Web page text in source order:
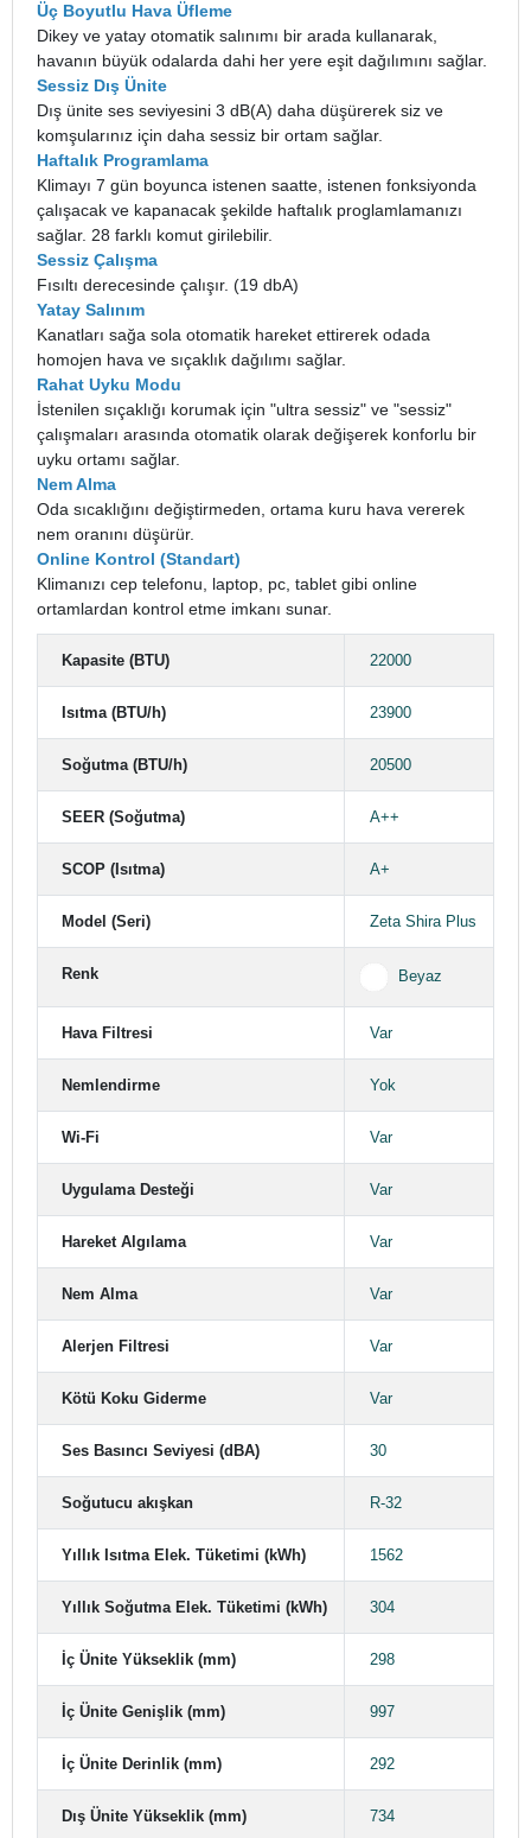
Üç Boyutlu Hava Üfleme
Dikey ve yatay otomatik salınımı bir arada kullanarak,
havanın büyük odalarda dahi her yere eşit dağılımını sağlar.
Sessiz Dış Ünite
Dış ünite ses seviyesini 3 dB(A) daha düşürerek siz ve
komşularınız için daha sessiz bir ortam sağlar.
Haftalık Programlama
Klimayı 7 gün boyunca istenen saatte, istenen fonksiyonda
çalışacak ve kapanacak şekilde haftalık proglamlamanızı
sağlar. 28 farklı komut girilebilir.
Sessiz Çalışma
Fısıltı derecesinde çalışır. (19 dbA)
Yatay Salınım
Kanatları sağa sola otomatik hareket ettirerek odada
homojen hava ve sıçaklık dağılımı sağlar.
Rahat Uyku Modu
İstenilen sıçaklığı korumak için "ultra sessiz" ve "sessiz"
çalışmaları arasında otomatik olarak değişerek konforlu bir
uyku ortamı sağlar.
Nem Alma
Oda sıcaklığını değiştirmeden, ortama kuru hava vererek
nem oranını düşürür.
Online Kontrol (Standart)
Klimanızı cep telefonu, laptop, pc, tablet gibi online
ortamlardan kontrol etme imkanı sunar.
Kapasite (BTU) 22000
Isıtma (BTU/h) 23900
Soğutma (BTU/h) 20500
SEER (Soğutma) A++
SCOP (Isıtma) A+
Model (Seri) Zeta Shira Plus
Renk Beyaz
Hava Filtresi Var
Nemlendirme Yok
Wi-Fi Var
Uygulama Desteği Var
Hareket Algılama Var
Nem Alma Var
Alerjen Filtresi Var
Kötü Koku Giderme Var
Ses Basıncı Seviyesi (dBA) 30
Soğutucu akışkan R-32
Yıllık Isıtma Elek. Tüketimi (kWh) 1562
Yıllık Soğutma Elek. Tüketimi (kWh) 304
İç Ünite Yükseklik (mm) 298
İç Ünite Genişlik (mm) 997
İç Ünite Derinlik (mm) 292
Dış Ünite Yükseklik (mm) 734